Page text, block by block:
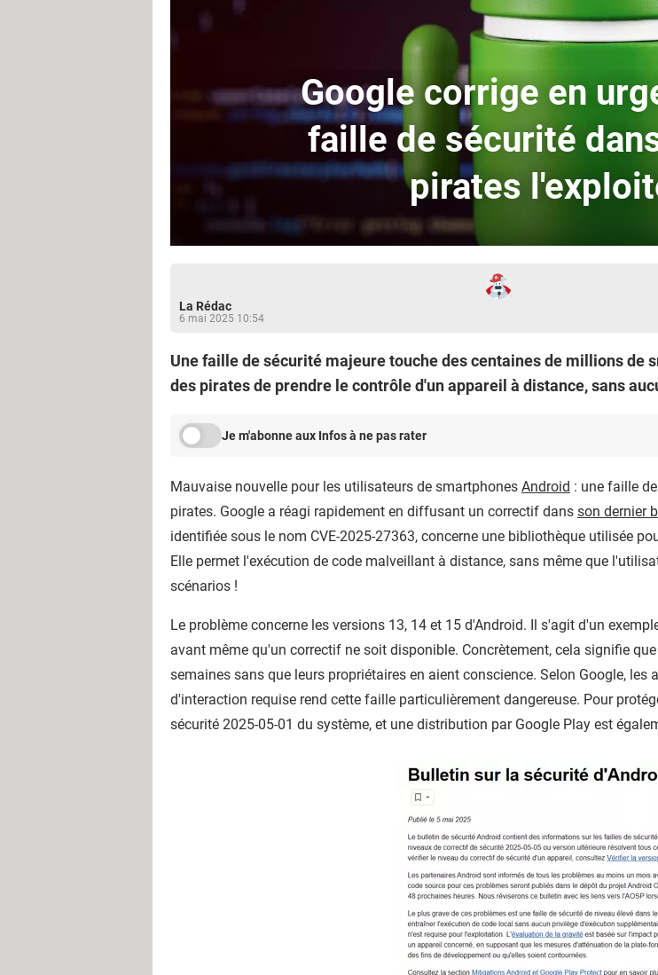
Google corrige en
faille de sécurité
pirates
La Rédac
6 mai 2025 10:54
Une faille de sécurité majeure touche des centaines de millions de
des pirates de prendre le contrôle d'un appareil à distance, sans
Je m'abonne aux Infos à ne pas rater
Mauvaise nouvelle pour les utilisateurs de smartphones Android : une faille
pirates. Google a réagi rapidement en diffusant un correctif dans son dernier
identifiée sous le nom CVE-2025-27363, concerne une bibliothèque utilisée
Elle permet l'exécution de code malveillant à distance, sans même que
scénarios !
Le problème concerne les versions 13, 14 et 15 d'Android. Il s'agit d'un
avant même qu'un correctif ne soit disponible. Concrètement, cela signifie
semaines sans que leurs propriétaires en aient conscience. Selon Google, les
d'interaction requise rend cette faille particulièrement dangereuse. Pour
sécurité 2025-05-01 du système, et une distribution par Google Play est